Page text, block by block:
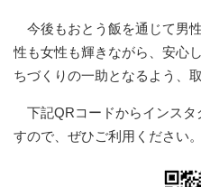
今後もおとう飯を通じて男
性も女性も輝きながら、安心
ちづくりの一助となるよう、
下記QRコードからインス
すので、ぜひご利用ください。